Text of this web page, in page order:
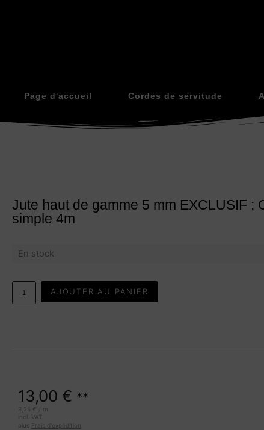
Page d'accueil Cordes de servitude
Jute haut de gamme 5 mm EXCLUSIF ;
simple 4m
En stock
AJOUTER AU PANIER
13,00 € **
3,25 €
m
incl. VAT
plus
Frais d'expédition